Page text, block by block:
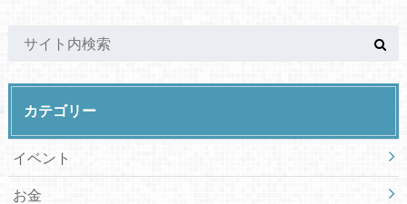
カテゴリー
イベント
お金